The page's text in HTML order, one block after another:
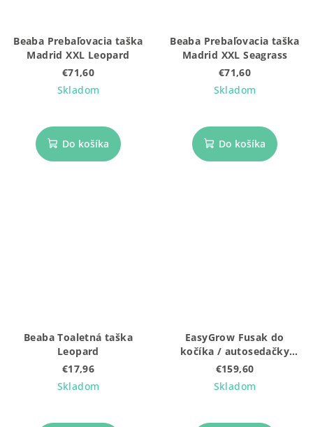
Beaba Prebaľovacia taška
Madrid XXL Leopard
€71,60
Skladom
Do košíka
Beaba Prebaľovacia taška
Madrid XXL Seagrass
€71,60
Skladom
Do košíka
Beaba Toaletná taška
Leopard
€17,96
Skladom
EasyGrow Fusak do
kočíka / autosedačky
Ferd Maxi Black
€159,60
Skladom